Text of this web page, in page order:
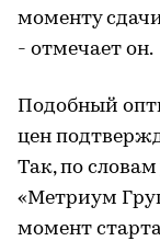
моменту
- отмечает он.
Подобный
цен
Так, по
«Метриум
момент